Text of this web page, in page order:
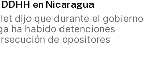
en Nicaragua
dijo que durante el gobierno
ha habido detenciones
de opositores